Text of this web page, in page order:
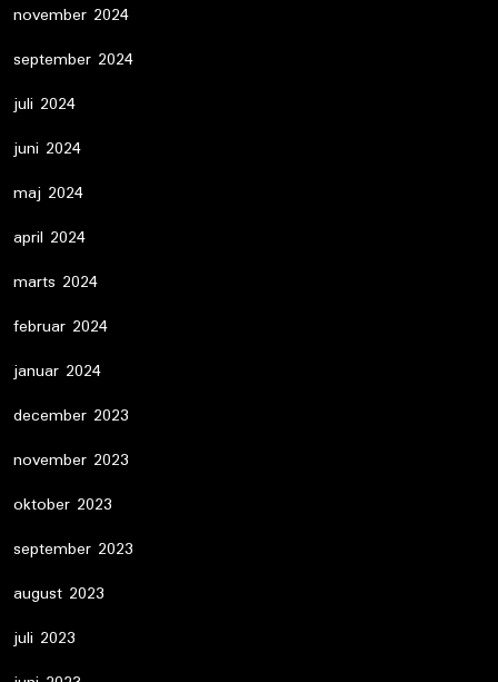
november 2024
september 2024
juli 2024
juni 2024
maj 2024
april 2024
marts 2024
februar 2024
januar 2024
december 2023
november 2023
oktober 2023
september 2023
august 2023
juli 2023